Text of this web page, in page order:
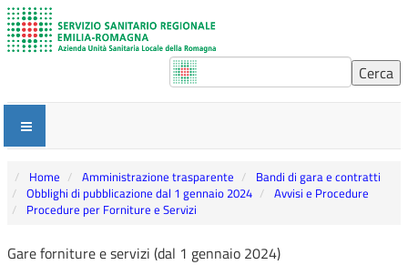
Home Amministrazione trasparente
Bandi di gara e contratti
Obblighi di pubblicazione dal 1 gennaio 2024
Avvisi e Procedure
Procedure per Forniture e Servizi
Gare forniture e servizi (dal 1 gennaio 2024)